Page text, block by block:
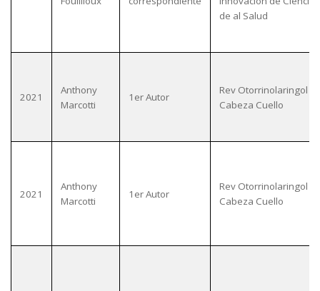
de al Salud
2021
Anthony
Marcotti
1er Autor
Rev Otorrinolaringol
Cabeza Cuello
2021
Anthony
Marcotti
1er Autor
Rev Otorrinolaringol
Cabeza Cuello